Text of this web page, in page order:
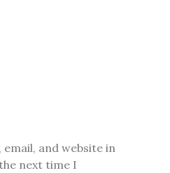
email, and website in
next time I